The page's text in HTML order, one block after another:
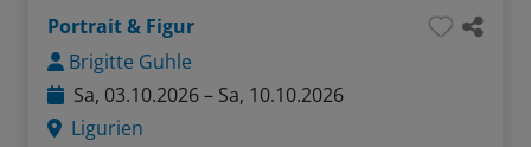
Portrait & Figur
Brigitte Guhle
Sa, 03.10.2026 – Sa, 10.10.2026
Ligurien